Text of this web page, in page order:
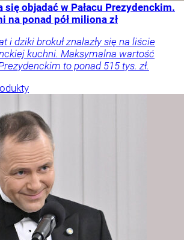
się objadać w Pałacu Prezydenckim.
na ponad pół miliona zł
i dziki brokuł znalazły się na liście
kuchni. Maksymalna wartość
to ponad 515 tys. zł.